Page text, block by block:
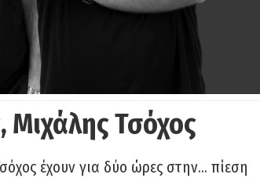
Μιχάλης Τσόχος
έχουν για δύο ώρες στην… πίεση